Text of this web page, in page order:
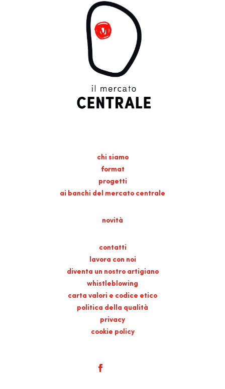
chi siamo
format
progetti
ai banchi del mercato centrale
novità
contatti
lavora con noi
diventa un nostro artigiano
whistleblowing
carta valori e codice etico
politica della qualità
privacy
cookie policy